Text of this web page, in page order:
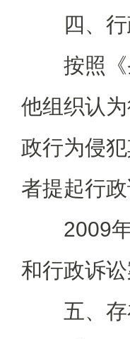
四、行
按照《
他组织认
政行为侵
者提起行政
2009年
和行政诉讼
五、存